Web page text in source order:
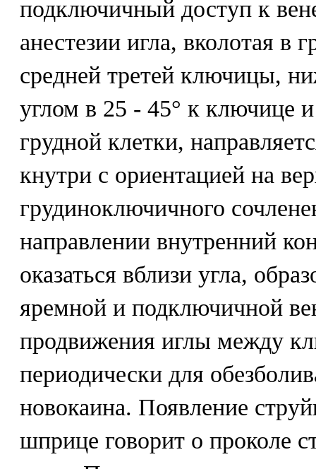
подключичный доступ к
анестезии игла, вколотая в
средней третей ключицы,
углом в 25 - 45° к ключице
грудной клетки,
кнутри с ориентацией на
грудиноключичного
направлении внутренний
оказаться вблизи угла,
яремной и подключичной
продвижения иглы между
периодически для
новокаина. Появление
шприце говорит о проколе